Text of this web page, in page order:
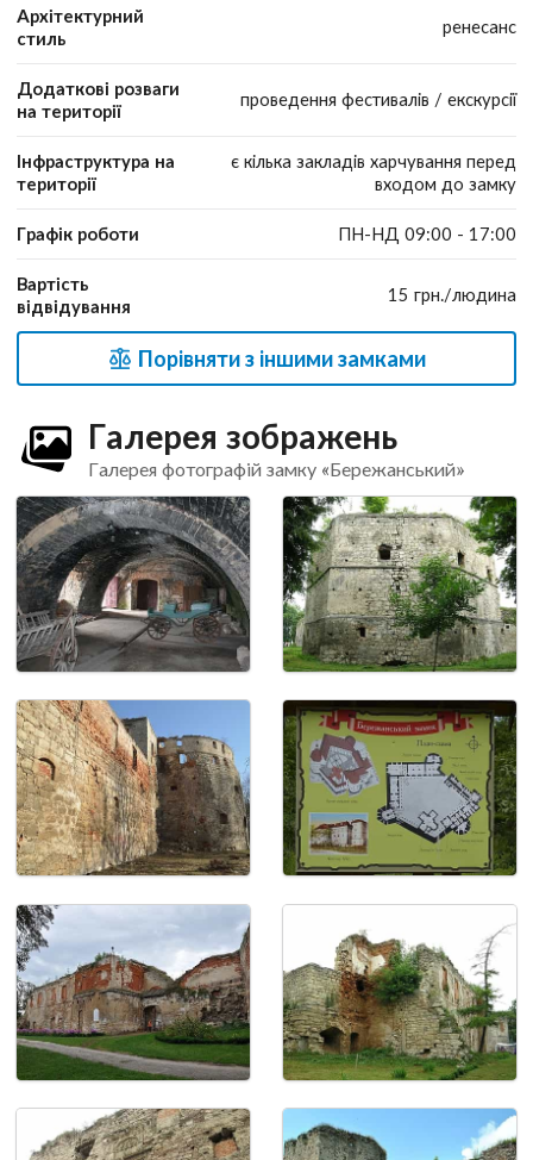
Архітектурний
стиль
ренесанс
Додаткові розваги
на території
проведення фестивалів / екскурсії
Інфраструктура на
території
є кілька закладів харчування перед
входом до замку
Графік роботи ПН-НД 09:00 - 17:00
Вартість
відвідування
15 грн./людина
Порівняти з іншими замками
Галерея зображень
Галерея фотографій замку «Бережанський»